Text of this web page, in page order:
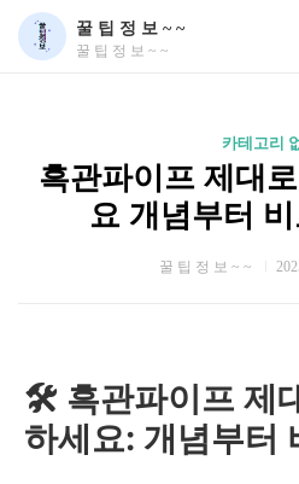
꿀 팁 정 보 ~ ~
꿀 팁 정 보 ~ ~
카테고리
흑관파이프 제대
요 개념부터
꿀 팁 정 보 ~ ~
🛠️ 흑관파이프 제
하세요: 개념부터